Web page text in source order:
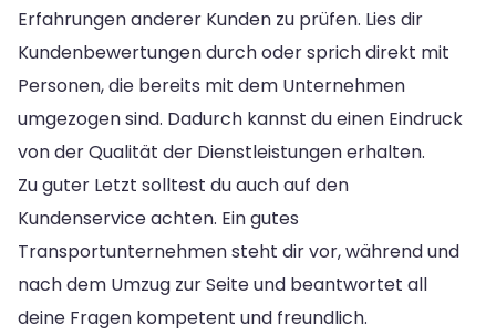
Erfahrungen anderer Kunden zu prüfen. Lies dir
Kundenbewertungen durch oder sprich direkt mit
Personen, die bereits mit dem Unternehmen
umgezogen sind. Dadurch kannst du einen Eindruck
von der Qualität der Dienstleistungen erhalten.
Zu guter Letzt solltest du auch auf den
Kundenservice achten. Ein gutes
Transportunternehmen steht dir vor, während und
nach dem Umzug zur Seite und beantwortet all
deine Fragen kompetent und freundlich.